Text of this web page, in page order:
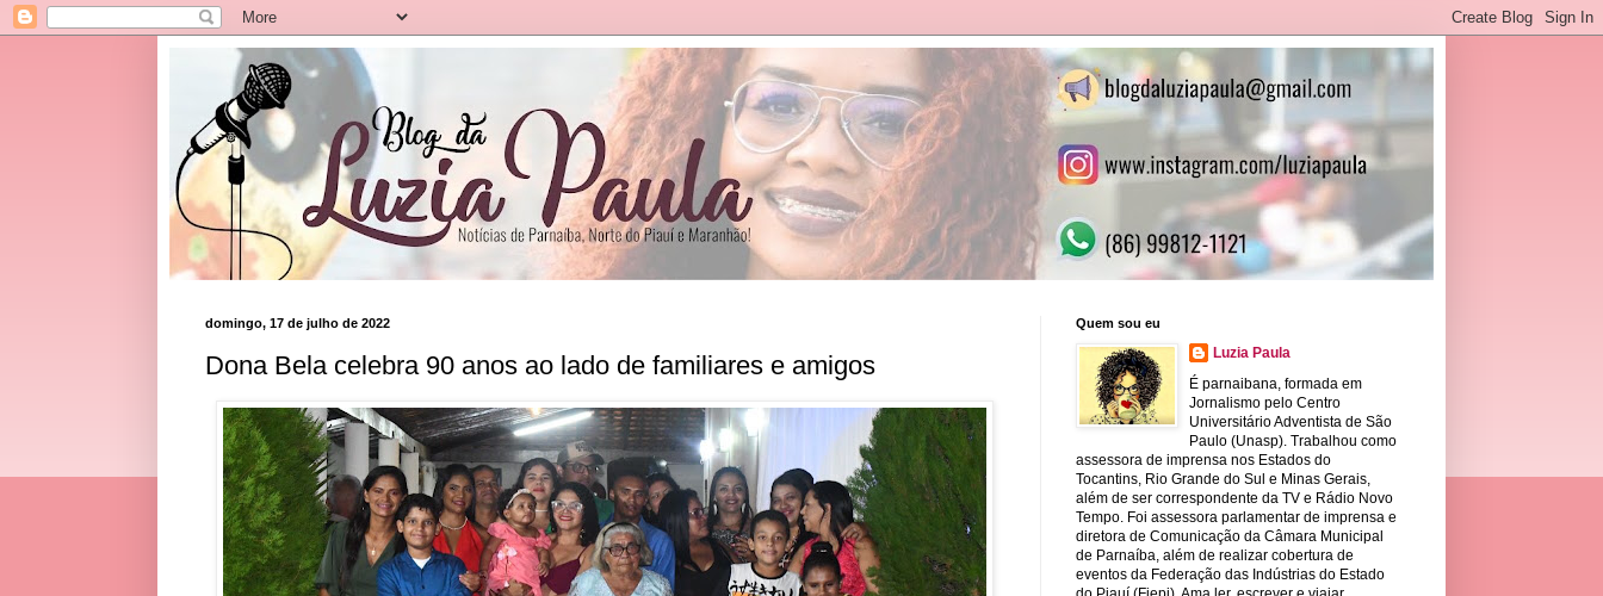
domingo, 17 de julho de 2022
Dona Bela celebra 90 anos ao lado de familiares e amigos
Quem sou eu
Luzia Paula
É parnaibana, formada em
Jornalismo pelo Centro
Universitário Adventista de São
Paulo (Unasp). Trabalhou como
assessora de imprensa nos Estados do
Tocantins, Rio Grande do Sul e Minas Gerais,
além de ser correspondente da TV e Rádio Novo
Tempo. Foi assessora parlamentar de imprensa e
diretora de Comunicação da Câmara Municipal
de Parnaíba, além de realizar cobertura de
eventos da Federação das Indústrias do Estado